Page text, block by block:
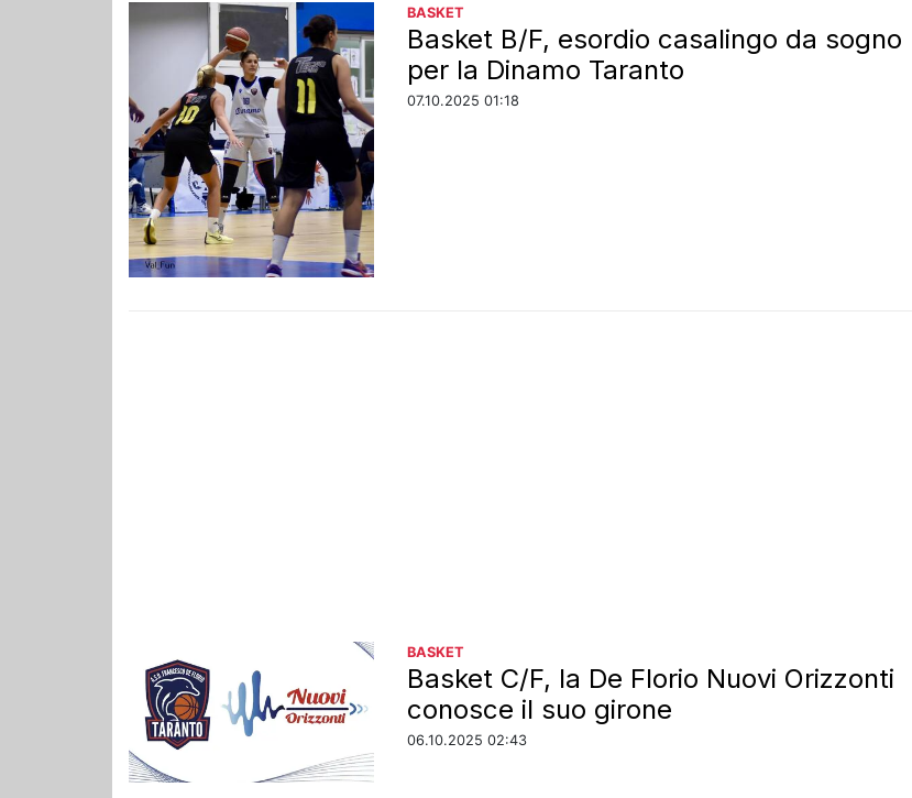
BASKET
Basket B/F, esordio casalingo da sogno
per la Dinamo Taranto
07.10.2025 01:18
BASKET
Basket C/F, la De Florio Nuovi Orizzonti
conosce il suo girone
06.10.2025 02:43